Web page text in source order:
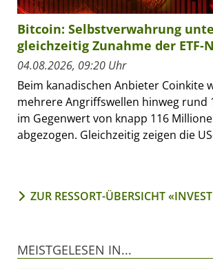
Bitcoin: Selbstverwahrung
gleichzeitig Zunahme der ETF-
04.08.2026, 09:20 Uhr
Beim kanadischen Anbieter Coinkite
mehrere Angriffswellen hinweg rund
im Gegenwert von knapp 116
abgezogen. Gleichzeitig zeigen die
ZUR RESSORT-ÜBERSICHT
MEISTGELESEN IN...